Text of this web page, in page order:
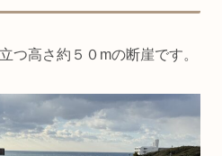
つ高さ約５０mの断崖です。